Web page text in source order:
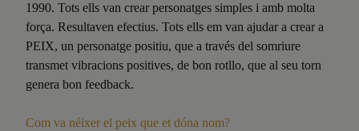
1990. Tots ells van crear personatges simples i amb molta
força. Resultaven efectius. Tots ells em van ajudar a crear a
PEIX, un personatge positiu, que a través del somriure
transmet vibracions positives, de bon rotllo, que al seu torn
genera bon feedback.
Com va néixer el peix que et dóna nom?